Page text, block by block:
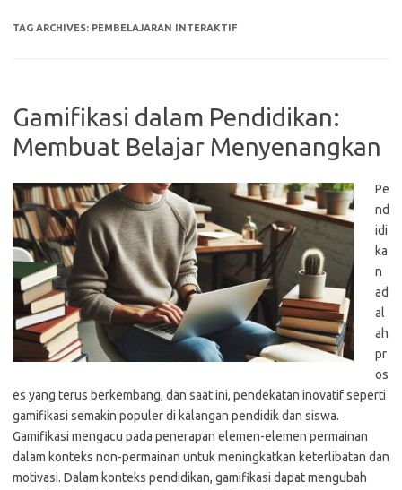
TAG ARCHIVES: PEMBELAJARAN INTERAKTIF
Gamifikasi dalam Pendidikan:
Membuat Belajar Menyenangkan
Pe
nd
idi
ka
n
ad
al
ah
pr
os
es yang terus berkembang, dan saat ini, pendekatan inovatif seperti
gamifikasi semakin populer di kalangan pendidik dan siswa.
Gamifikasi mengacu pada penerapan elemen-elemen permainan
dalam konteks non-permainan untuk meningkatkan keterlibatan dan
motivasi. Dalam konteks pendidikan, gamifikasi dapat mengubah